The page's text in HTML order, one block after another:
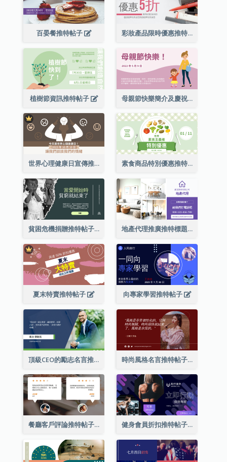
百晏餐推特帖子 彩妝產品限時優惠推特帖子
植樹節資訊推特帖子 母親節快樂簡介及慶祝推特帖子
世界心理健康日宣傳推特帖子 素食商品特別優惠推特帖子
貧困危機捐贈推特帖子 地產代理推廣推特標題
夏末特賣推特帖子 向專家學習推特帖子
頂級CEO的勵志名言推特帖子 時尚風格名言推特帖子
餐廳客戶評論推特帖子 健身會員折扣推特帖子